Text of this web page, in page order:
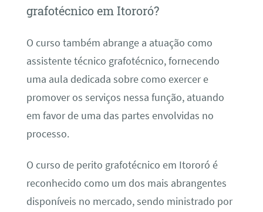
grafotécnico em Itororó?
O curso também abrange a atuação como
assistente técnico grafotécnico, fornecendo
uma aula dedicada sobre como exercer e
promover os serviços nessa função, atuando
em favor de uma das partes envolvidas no
processo.
O curso de perito grafotécnico em Itororó é
reconhecido como um dos mais abrangentes
disponíveis no mercado, sendo ministrado por